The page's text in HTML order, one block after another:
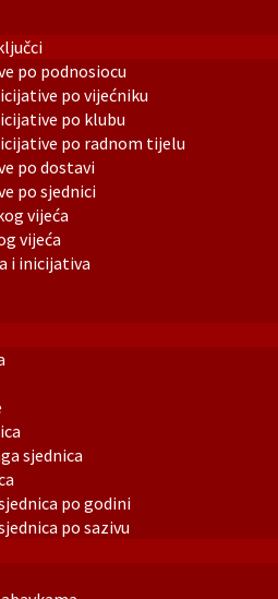
po podnosiocu
po vijećniku
po klubu
po radnom tijelu
po dostavi
po sjednici
vijeća
vijeća
i inicijativa
sjednica
po godini
po sazivu